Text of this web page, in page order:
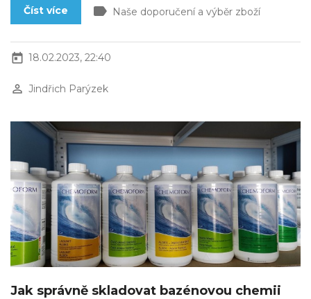
Číst více label Naše doporučení a výběr zboží
today 18.02.2023, 22:40
perm_identity Jindřich Parýzek
Jak správně skladovat bazénovou chemii